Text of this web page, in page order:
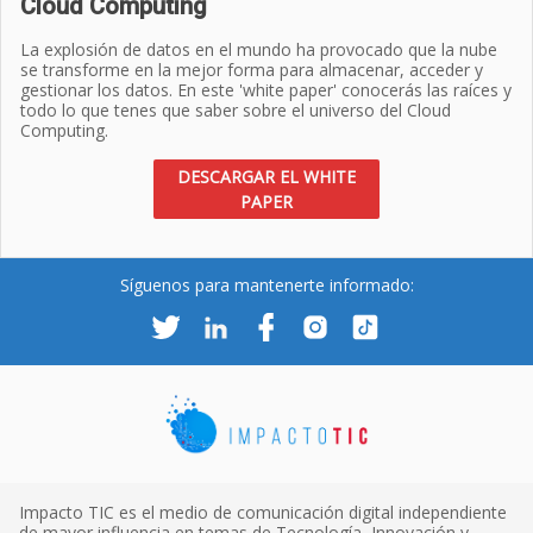
Cloud Computing
La explosión de datos en el mundo ha provocado que la nube
se transforme en la mejor forma para almacenar, acceder y
gestionar los datos. En este 'white paper' conocerás las raíces y
todo lo que tenes que saber sobre el universo del Cloud
Computing.
DESCARGAR EL WHITE
PAPER
Síguenos para mantenerte informado:
Impacto TIC es el medio de comunicación digital independiente